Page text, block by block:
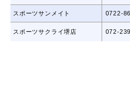
スポーツサンメイト 0722-
スポーツサクライ堺店 072-